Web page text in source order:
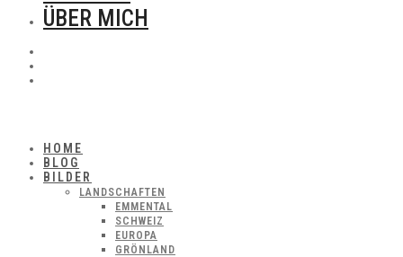
ÜBER MICH
HOME
BLOG
BILDER
LANDSCHAFTEN
EMMENTAL
SCHWEIZ
EUROPA
GRÖNLAND